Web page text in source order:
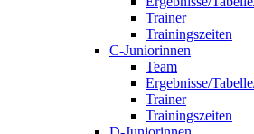
Trainer
Trainingszeiten
C-Juniorinnen
Team
Ergebnisse/
Trainer
Trainingszeiten